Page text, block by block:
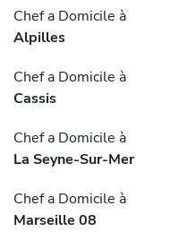
Chef a Domicile à
Alpilles
Chef a Domicile à
Cassis
Chef a Domicile à
La Seyne-Sur-Mer
Chef a Domicile à
Marseille 08